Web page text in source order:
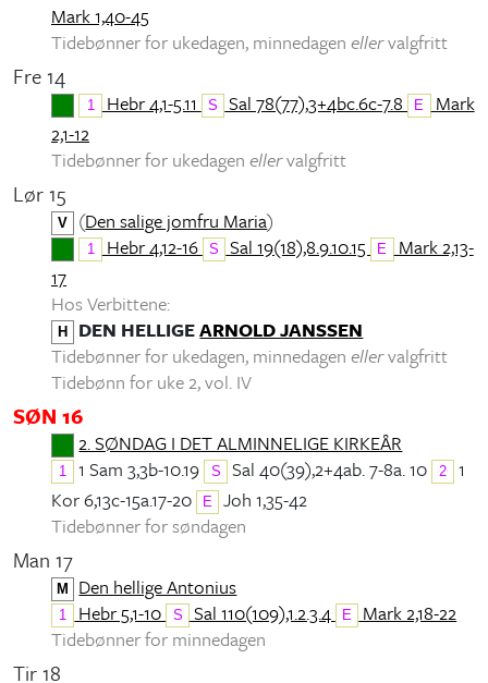
Mark 1,40-45
Tidebønner for ukedagen, minnedagen ellervalgfritt
Fre 14
1 Hebr 4,1-5.11 S Sal 78(77),3+4bc.6c-7.8 E Mark
2,1-12
Tidebønner for ukedagen ellervalgfritt
Lør 15
V (Den salige jomfru Maria)
1 Hebr 4,12-16 S Sal 19(18),8.9.10.15 E Mark 2,13-
17
Hos Verbittene:
H DEN HELLIGEARNOLD JANSSEN
Tidebønner for ukedagen, minnedagen ellervalgfritt
Tidebønn for uke 2, vol. IV
SØN 16
2. SØNDAG I DET ALMINNELIGE KIRKEÅR
1 1 Sam 3,3b-10.19 S Sal 40(39),2+4ab. 7-8a. 10 2
1
Kor 6,13c-15a.17-20
E
Joh 1,35-42
Tidebønner for søndagen
Man 17
M Den hellige Antonius
1 Hebr 5,1-10 S Sal 110(109),1.2.3.4 E
Mark 2,18-22
Tidebønner for minnedagen
Tir 18